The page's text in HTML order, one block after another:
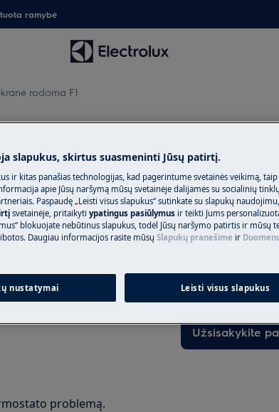
ramybė
rodoma F1
F1
F1
problemą.
Užsisakykite
Baigėsi prietaiso
pasirūpinti jo
įeina mokestis
papildomų išlaidų!
Užsisakykite
slapukus, skirtus suasmeninti Jūsų patirtį.
ir kitas panašias technologijas, kad pagerintume svetainės veikimą,
apie Jūsų naršymą mūsų svetainėje dalijamės su socialinių
Paspaudę „Leisti visus slapukus“ sutinkate su slapukų
svetainėje, pritaikyti ypatingus pasiūlymus ir teikti Jums
blokuojate nebūtinus slapukus, todėl Jūsų naršymo patirtis ir mūsų
Daugiau informacijos rasite mūsų Slapukų pranešime ir
nustatymai Leisti visus slapukus